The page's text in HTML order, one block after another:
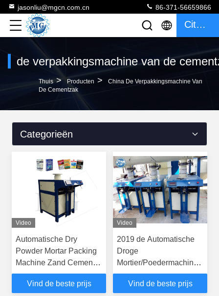
jasonliu@mgcn.com.cn 86-371-56659866
Citaat
de verpakkingsmachine van de
Thuis > Producten >
China De Verpakkingsmachine Van
De Cementzak
Categorieën
Video
Automatische Dry
Powder Mortar Packing
Machine Zand Cement
Muur Putty Keramische
tegels Kleefkleefde
Vind de beste prijs
Video
2019 de Automatische
Droge
Mortier/Poedermachine
van de
Productieverpakking
Vind de beste prijs